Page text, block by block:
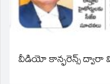
వీడియో కాన్ఫరెన్స్ ద్వారా